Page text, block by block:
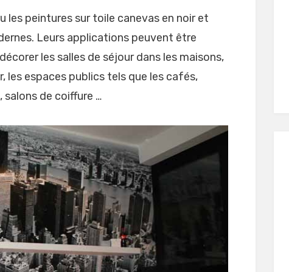
les peintures sur toile canevas en noir et
Leurs applications peuvent être
les salles de séjour dans les maisons,
les espaces publics tels que les cafés,
salons de coiffure …